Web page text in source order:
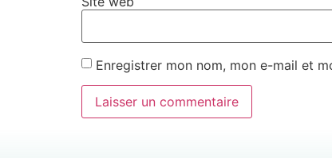
Enregistrer mon nom, mon e-mail et